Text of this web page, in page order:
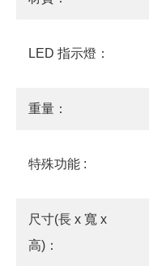
LED 指示燈：
重量：
特殊功能 :
尺寸(長 x 寬 x
高)：